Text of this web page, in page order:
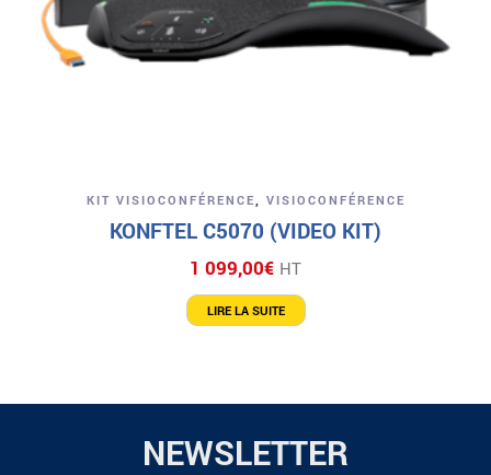
KIT VISIOCONFÉRENCE VISIOCONFÉRENCE
KONFTEL C5070 (VIDEO KIT)
1 099,00€ HT
LIRE LA SUITE
NEWSLETTER